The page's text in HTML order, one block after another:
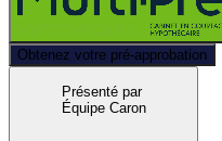
Obtenez votre pré-approbation
Présenté par
Équipe Caron